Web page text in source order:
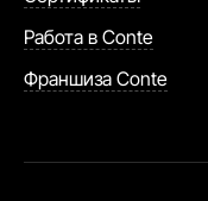
Работа в Conte
Франшиза Conte